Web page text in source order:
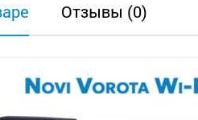
Отзывы (0)